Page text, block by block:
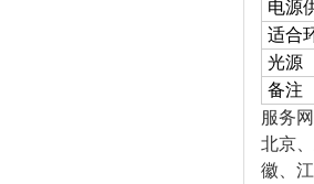
电源
适合
光源
备注
服务网
北京
徽、